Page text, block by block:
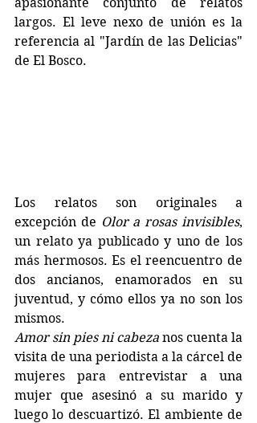
largos. El leve nexo de unión es la
referencia al "Jardín de las Delicias"
de El Bosco.
Los relatos son originales a
excepción de Olor a rosas invisibles,
un relato ya publicado y uno de los
más hermosos. Es el reencuentro de
dos ancianos, enamorados en su
juventud, y cómo ellos ya no son los
mismos.
Amor sin pies ni cabeza nos cuenta la
visita de una periodista a la cárcel de
mujeres para entrevistar a una
mujer que asesinó a su marido y
luego lo descuartizó. El ambiente de